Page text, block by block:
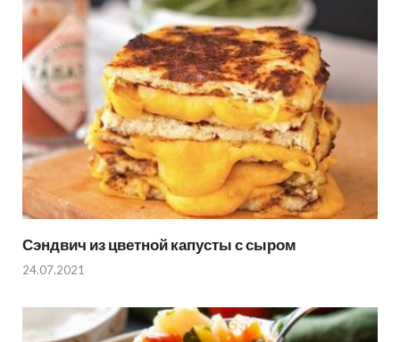
Сэндвич из цветной капусты с сыром
24.07.2021